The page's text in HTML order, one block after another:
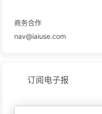
商务合作
nav@iaiuse.com
订阅电子报